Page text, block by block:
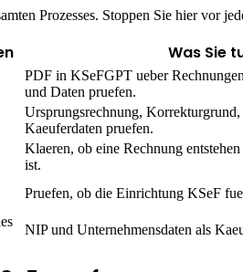
Prozesses. Stoppen Sie hier vor
Was Sie
PDF in KSeFGPT ueber
und Daten pruefen.
Ursprungsrechnung, Korrekturgrund,
Kaeuferdaten pruefen.
Klaeren, ob eine Rechnung
ist.
Pruefen, ob die Einrichtung KSeF
NIP und Unternehmensdaten als